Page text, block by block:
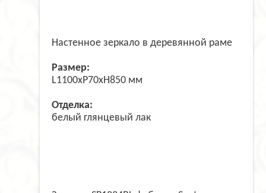
Настенное зеркало в деревянной раме
Размер:
L1100xP70xH850 мм
Отделка:
белый глянцевый лак